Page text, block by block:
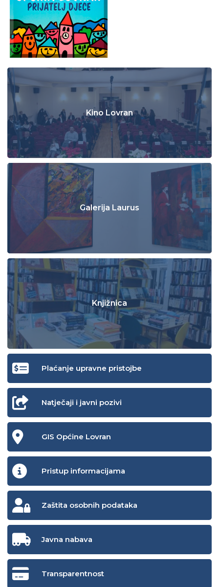
Kino Lovran
Galerija Laurus
Knjižnica
Plaćanje upravne pristojbe
Natječaji i javni pozivi
GIS Općine Lovran
Pristup informacijama
Zaštita osobnih podataka
Javna nabava
Transparentnost